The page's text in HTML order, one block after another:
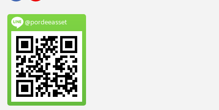
@pordeeasset